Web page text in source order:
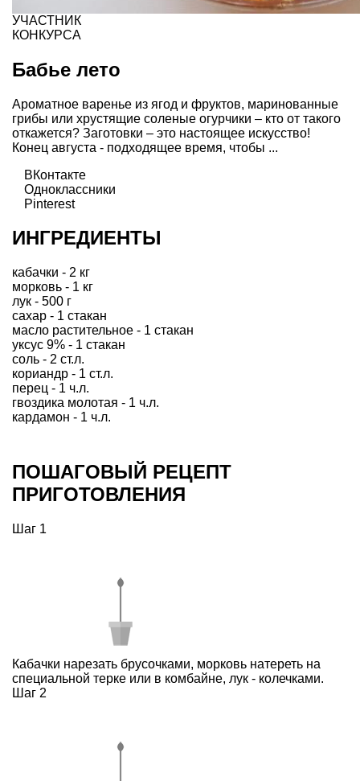
УЧАСТНИК
КОНКУРСА
Бабье лето
Ароматное варенье из ягод и фруктов, маринованные
грибы или хрустящие соленые огурчики – кто от такого
откажется? Заготовки – это настоящее искусство!
Конец августа - подходящее время, чтобы ...
ВКонтакте
Одноклассники
Pinterest
ИНГРЕДИЕНТЫ
кабачки - 2 кг
морковь - 1 кг
лук - 500 г
сахар - 1 стакан
масло растительное - 1 стакан
уксус 9% - 1 стакан
соль - 2 ст.л.
кориандр - 1 ст.л.
перец - 1 ч.л.
гвоздика молотая - 1 ч.л.
кардамон - 1 ч.л.
ПОШАГОВЫЙ РЕЦЕПТ
ПРИГОТОВЛЕНИЯ
Шаг 1
Кабачки нарезать брусочками, морковь натереть на
специальной терке или в комбайне, лук - колечками.
Шаг 2